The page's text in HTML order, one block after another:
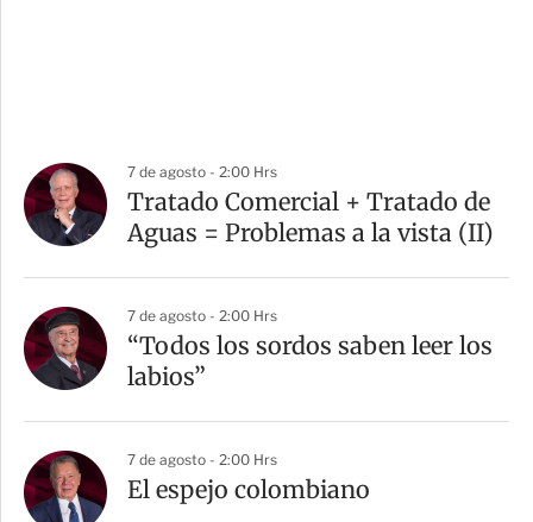
7 de agosto - 2:00 Hrs
Tratado Comercial + Tratado de
Aguas = Problemas a la vista (II)
7 de agosto - 2:00 Hrs
“Todos los sordos saben leer los
labios”
7 de agosto - 2:00 Hrs
El espejo colombiano